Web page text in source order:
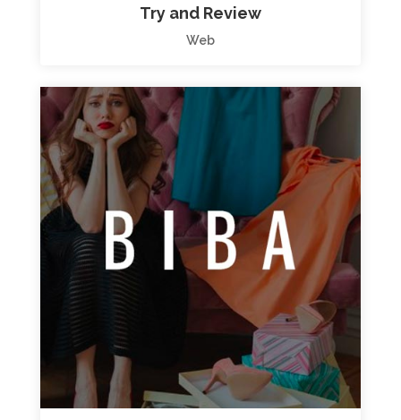
Try and Review
Web